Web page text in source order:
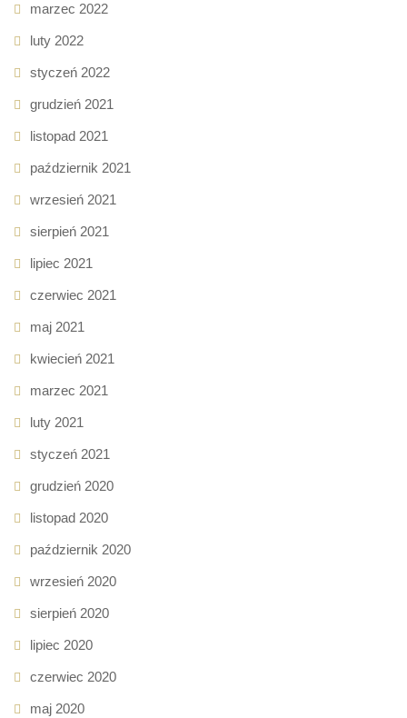
marzec 2022
luty 2022
styczeń 2022
grudzień 2021
listopad 2021
październik 2021
wrzesień 2021
sierpień 2021
lipiec 2021
czerwiec 2021
maj 2021
kwiecień 2021
marzec 2021
luty 2021
styczeń 2021
grudzień 2020
listopad 2020
październik 2020
wrzesień 2020
sierpień 2020
lipiec 2020
czerwiec 2020
maj 2020